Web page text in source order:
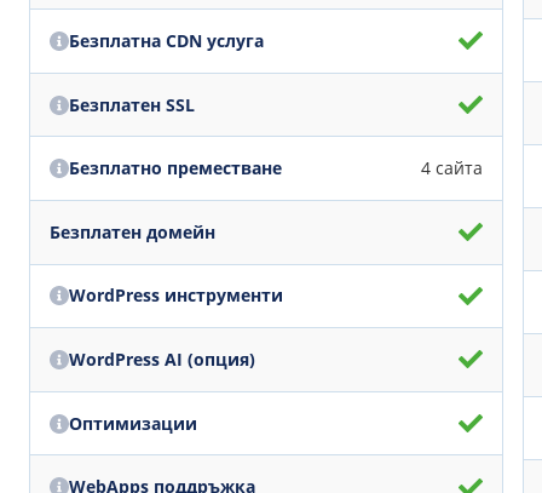
Безплатна CDN услуга
Безплатен SSL
Безплатно преместване 4 сайта
Безплатен домейн
WordPress инструменти
WordPress AI (опция)
Оптимизации
WebApps поддръжка